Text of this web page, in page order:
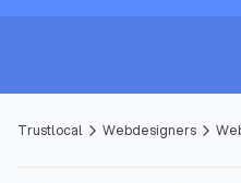
Trustlocal arrow_forward_ios Webdesigners arrow_forward_ios